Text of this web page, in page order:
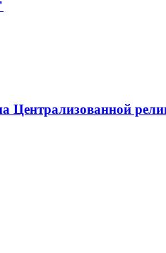
Централизованной